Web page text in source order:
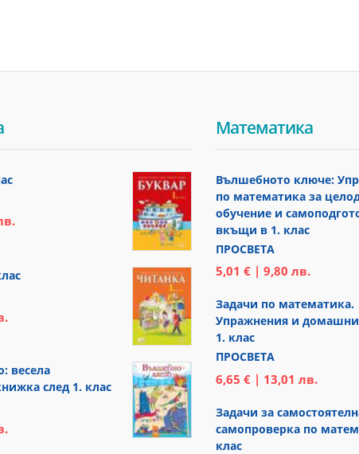
весела
след 1. клас
Математика
Вълшебното ключе:
по математика за
обучение и
вкъщи в 1. клас
ПРОСВЕТА
5,01 € | 9,80 лв.
Задачи по математика.
Упражнения и домашни
1. клас
ПРОСВЕТА
6,65 € | 13,01 лв.
Задачи за
самопроверка по
клас